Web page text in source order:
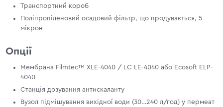
Транспортний короб
Поліпропіленовий осадовий фільтр, що продувається, 5
мікрон
Опції
Мембрана Filmtec™ XLE-4040 / LC LE-4040 або Ecosoft ЕLP-
4040
Станція дозування антискаланту
Вузол підмішування вихідної води (30…240 л/год) у пермеат